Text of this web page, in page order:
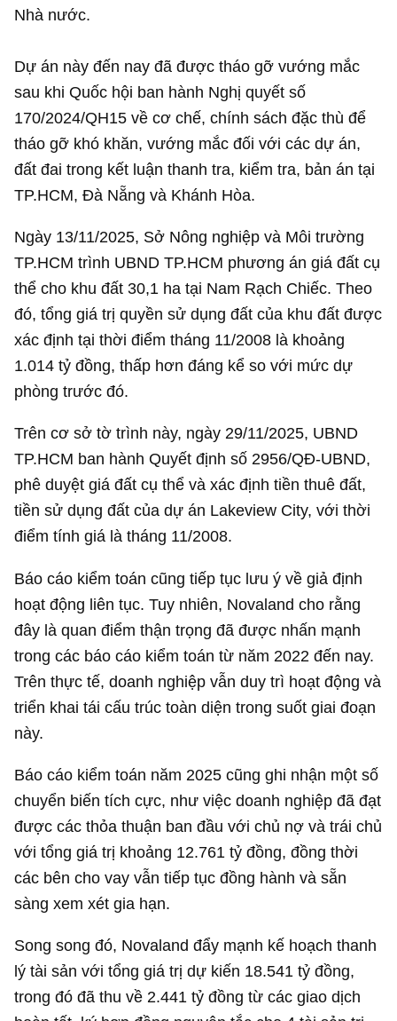
Nhà nước.
Dự án này đến nay đã được tháo gỡ vướng mắc
sau khi Quốc hội ban hành Nghị quyết số
170/2024/QH15 về cơ chế, chính sách đặc thù để
tháo gỡ khó khăn, vướng mắc đối với các dự án,
đất đai trong kết luận thanh tra, kiểm tra, bản án tại
TP.HCM, Đà Nẵng và Khánh Hòa.
Ngày 13/11/2025, Sở Nông nghiệp và Môi trường
TP.HCM trình UBND TP.HCM phương án giá đất cụ
thể cho khu đất 30,1 ha tại Nam Rạch Chiếc. Theo
đó, tổng giá trị quyền sử dụng đất của khu đất được
xác định tại thời điểm tháng 11/2008 là khoảng
1.014 tỷ đồng, thấp hơn đáng kể so với mức dự
phòng trước đó.
Trên cơ sở tờ trình này, ngày 29/11/2025, UBND
TP.HCM ban hành Quyết định số 2956/QĐ-UBND,
phê duyệt giá đất cụ thể và xác định tiền thuê đất,
tiền sử dụng đất của dự án Lakeview City, với thời
điểm tính giá là tháng 11/2008.
Báo cáo kiểm toán cũng tiếp tục lưu ý về giả định
hoạt động liên tục. Tuy nhiên, Novaland cho rằng
đây là quan điểm thận trọng đã được nhấn mạnh
trong các báo cáo kiểm toán từ năm 2022 đến nay.
Trên thực tế, doanh nghiệp vẫn duy trì hoạt động và
triển khai tái cấu trúc toàn diện trong suốt giai đoạn
này.
Báo cáo kiểm toán năm 2025 cũng ghi nhận một số
chuyển biến tích cực, như việc doanh nghiệp đã đạt
được các thỏa thuận ban đầu với chủ nợ và trái chủ
với tổng giá trị khoảng 12.761 tỷ đồng, đồng thời
các bên cho vay vẫn tiếp tục đồng hành và sẵn
sàng xem xét gia hạn.
Song song đó, Novaland đẩy mạnh kế hoạch thanh
lý tài sản với tổng giá trị dự kiến 18.541 tỷ đồng,
trong đó đã thu về 2.441 tỷ đồng từ các giao dịch